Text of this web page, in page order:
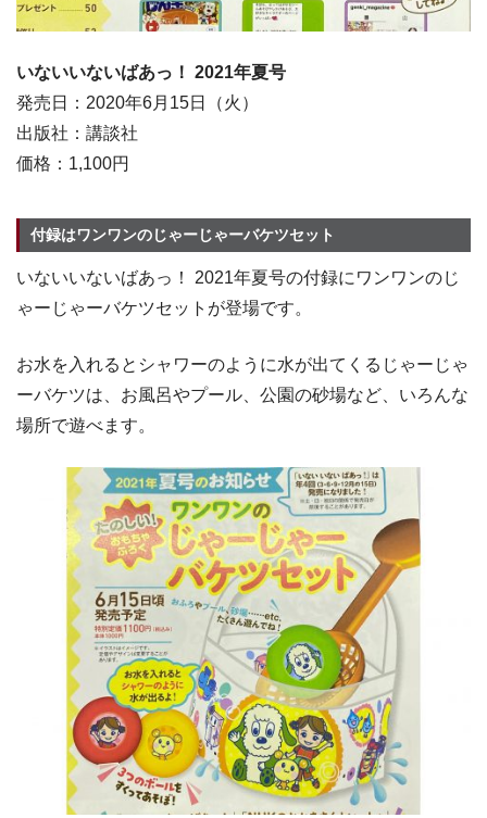
いないいないばあっ！ 2021年夏号
発売日：2020年6月15日（火）
出版社：講談社
価格：1,100円
付録はワンワンのじゃーじゃーバケツセット
いないいないばあっ！ 2021年夏号の付録にワンワンのじ
ゃーじゃーバケツセットが登場です。
お水を入れるとシャワーのように水が出てくるじゃーじゃ
ーバケツは、お風呂やプール、公園の砂場など、いろんな
場所で遊べます。